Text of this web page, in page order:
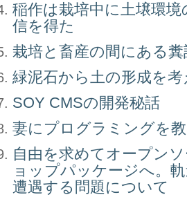
稲作は栽培中に土壌環
信を得た
栽培と畜産の間にある糞
緑泥石から土の形成を考
SOY CMSの開発秘話
妻にプログラミングを
自由を求めてオープン
ョップパッケージへ。
遭遇する問題について